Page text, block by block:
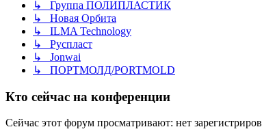
↳ Группа ПОЛИПЛАСТИК
↳ Новая Орбита
↳ ILMA Technology
↳ Руспласт
↳ Jonwai
↳ ПОРТМОЛД/PORTMOLD
Кто сейчас на конференции
Сейчас этот форум просматривают: нет